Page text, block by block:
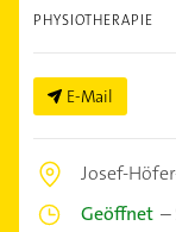
PHYSIOTHERAPIE
E-Mail
Josef-
Geöffnet –